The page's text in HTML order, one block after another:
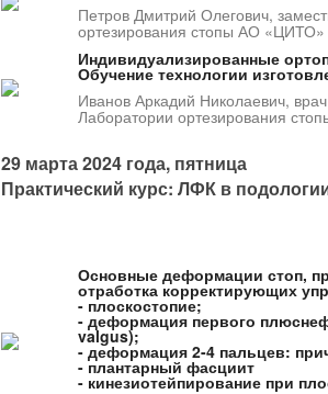
Петров Дмитрий Олегович,
ортезирования стопы АО «ЦИТО»
Индивидуализированные
Обучение технологии
Иванов Аркадий Николаевич,
Лаборатории ортезирования
29 марта 2024 года, пятница
Практический курс: ЛФК в
Основные деформации стоп,
отработка корректирующих
- плоскостопие;
- деформация первого
valgus);
- деформация 2-4 пальцев:
- плантарный фасциит
- кинезиотейпирование при